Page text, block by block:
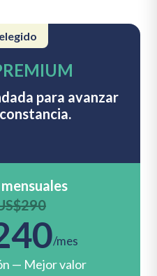
para avanzar
/mes
— Mejor valor